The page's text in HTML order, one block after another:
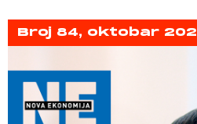
Broj 84, oktobar